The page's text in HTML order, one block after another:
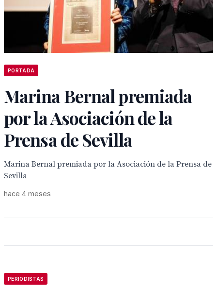
PORTADA
Marina Bernal premiada
por la Asociación de la
Prensa de Sevilla
Marina Bernal premiada por la Asociación de la Prensa de
Sevilla
hace 4 meses
PERIODISTAS